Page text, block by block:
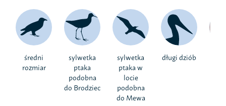
średni
rozmiar
sylwetka
ptaka
podobna
do Brodziec
sylwetka
ptaka w
locie
podobna
do Mewa
długi dziób